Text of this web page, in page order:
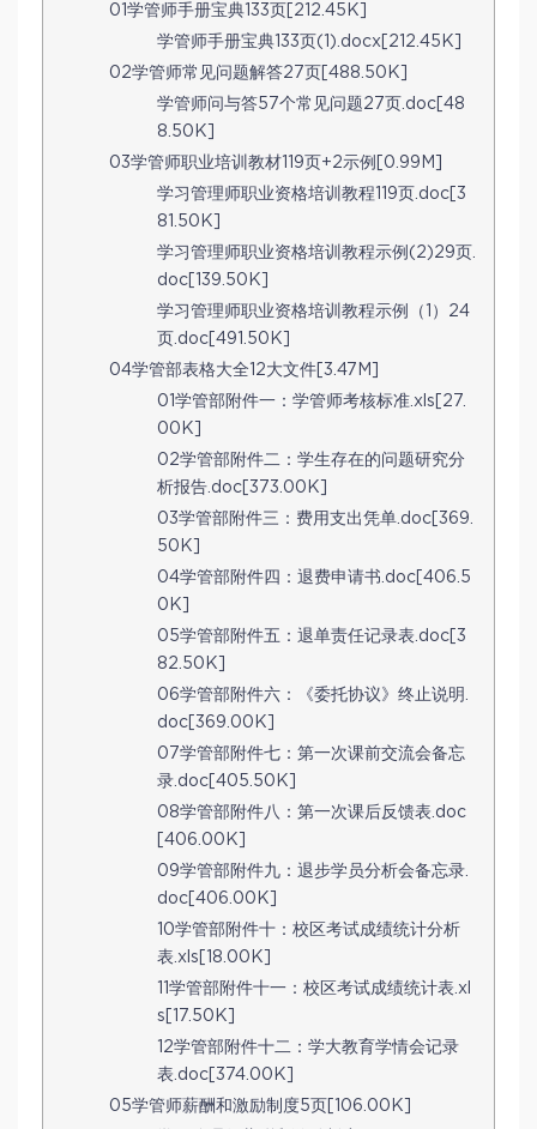
01学管师手册宝典133页[212.45K]
学管师手册宝典133页(1).docx[212.45K]
02学管师常见问题解答27页[488.50K]
学管师问与答57个常见问题27页.doc[48
8.50K]
03学管师职业培训教材119页+2示例[0.99M]
学习管理师职业资格培训教程119页.doc[3
81.50K]
学习管理师职业资格培训教程示例(2)29页.
doc[139.50K]
学习管理师职业资格培训教程示例（1）24
页.doc[491.50K]
04学管部表格大全12大文件[3.47M]
01学管部附件一：学管师考核标准.xls[27.
00K]
02学管部附件二：学生存在的问题研究分
析报告.doc[373.00K]
03学管部附件三：费用支出凭单.doc[369.
50K]
04学管部附件四：退费申请书.doc[406.5
0K]
05学管部附件五：退单责任记录表.doc[3
82.50K]
06学管部附件六：《委托协议》终止说明.
doc[369.00K]
07学管部附件七：第一次课前交流会备忘
录.doc[405.50K]
08学管部附件八：第一次课后反馈表.doc
[406.00K]
09学管部附件九：退步学员分析会备忘录.
doc[406.00K]
10学管部附件十：校区考试成绩统计分析
表.xls[18.00K]
11学管部附件十一：校区考试成绩统计表.xl
s[17.50K]
12学管部附件十二：学大教育学情会记录
表.doc[374.00K]
05学管师薪酬和激励制度5页[106.00K]